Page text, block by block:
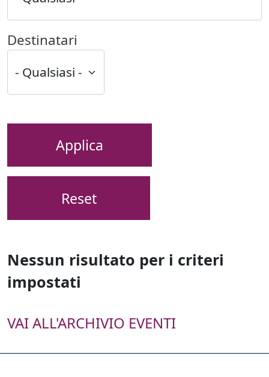
Destinatari
Applica
Reset
Nessun risultato per i criteri
impostati
VAI ALL'ARCHIVIO EVENTI